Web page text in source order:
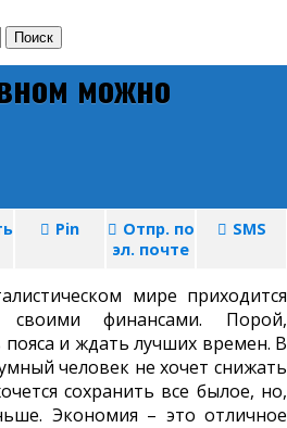
можно
Pin
Отпр. по
эл. почте
SMS
мире приходится
финансами. Порой,
пояса и ждать лучших времен. В
человек не хочет снижать
сохранить все былое, но,
Экономия – это отличное